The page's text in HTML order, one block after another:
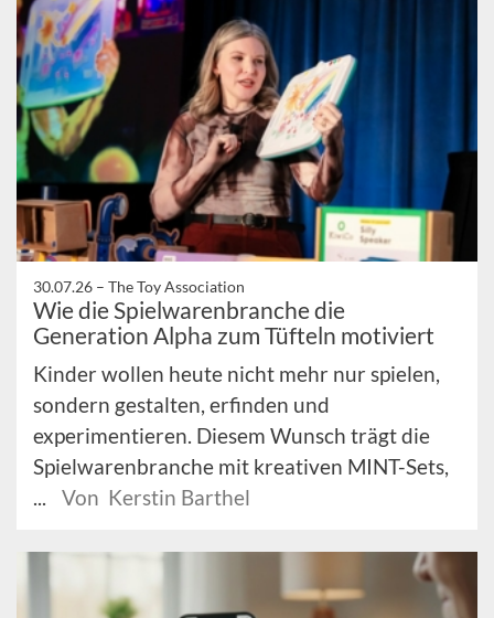
30.07.26 – The Toy Association
Wie die Spielwarenbranche die
Generation Alpha zum Tüfteln motiviert
Kinder wollen heute nicht mehr nur spielen,
sondern gestalten, erfinden und
experimentieren. Diesem Wunsch trägt die
Spielwarenbranche mit kreativen MINT-Sets,
...
Von Kerstin Barthel